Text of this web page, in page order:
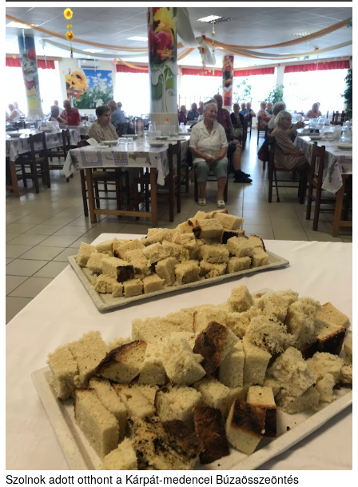
Szolnok adott otthont a Kárpát-medencei Búzaösszeöntés